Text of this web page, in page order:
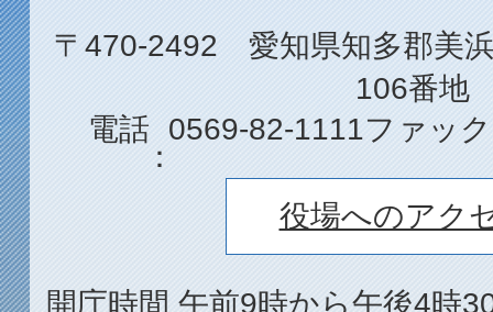
〒470-2492 愛知県知多郡美
106番地
電話
0569-82-1111ファッ
役場へのアク
開庁時間 午前9時から午後4時